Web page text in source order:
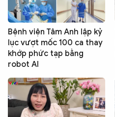
Bệnh viện Tâm Anh lập kỷ
lục vượt mốc 100 ca thay
khớp phức tạp bằng
robot AI